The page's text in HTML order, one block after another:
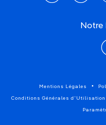
Notre
Mentions Légales
Conditions Générales d'Utilisation